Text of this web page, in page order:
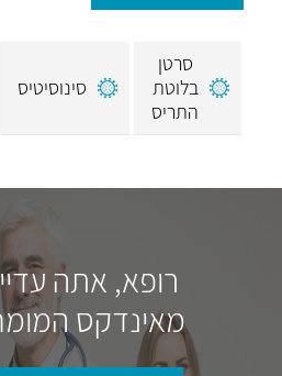
סרטן
בלוטת
התריס
סינוסיטיס
רופא, אתה
מאינדקס